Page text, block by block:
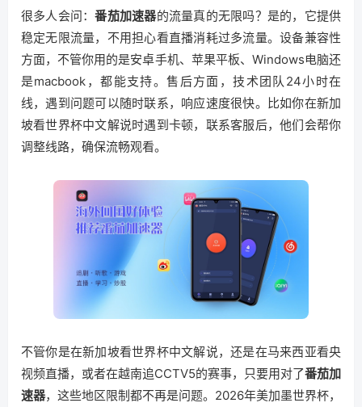
很多人会问：番茄加速器的流量真的无限吗？是的，它提供
稳定无限流量，不用担心看直播消耗过多流量。设备兼容性
方面，不管你用的是安卓手机、苹果平板、Windows电脑还
是macbook，都能支持。售后方面，技术团队24小时在
线，遇到问题可以随时联系，响应速度很快。比如你在新加
坡看世界杯中文解说时遇到卡顿，联系客服后，他们会帮你
调整线路，确保流畅观看。
不管你是在新加坡看世界杯中文解说，还是在马来西亚看央
视频直播，或者在越南追CCTV5的赛事，只要用对了番茄加
速器，这些地区限制都不再是问题。2026年美加墨世界杯，